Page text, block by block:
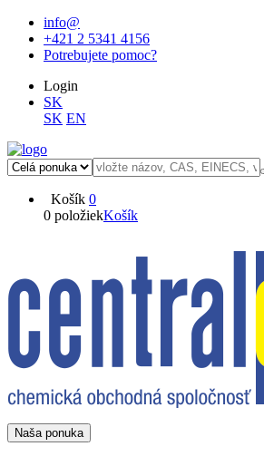
info@
+421 2 5341 4156
Potrebujete pomoc?
Login
SK
SK EN
Košík 0
0 položiekKošík
Naša ponuka